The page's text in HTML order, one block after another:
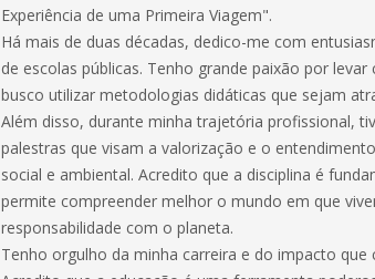
Experiência de uma Primeira Viagem".
Há mais de duas décadas, dedico-me com
de escolas públicas. Tenho grande paixão por
busco utilizar metodologias didáticas que sejam
Além disso, durante minha trajetória profissional,
palestras que visam a valorização e o
social e ambiental. Acredito que a disciplina é
permite compreender melhor o mundo em que
responsabilidade com o planeta.
Tenho orgulho da minha carreira e do impacto